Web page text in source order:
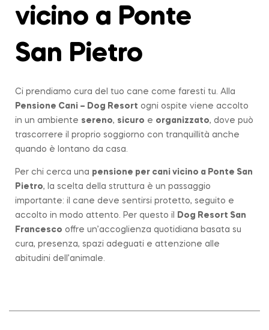
vicino a Ponte
San Pietro
Ci prendiamo cura del tuo cane come faresti tu. Alla
Pensione Cani – Dog Resort ogni ospite viene accolto
in un ambiente sereno, sicuro e organizzato, dove può
trascorrere il proprio soggiorno con tranquillità anche
quando è lontano da casa.
Per chi cerca una pensione per cani vicino a Ponte San
Pietro, la scelta della struttura è un passaggio
importante: il cane deve sentirsi protetto, seguito e
accolto in modo attento. Per questo il
Dog Resort San
Francesco offre un’accoglienza quotidiana basata su
cura, presenza, spazi adeguati e attenzione alle
abitudini dell’animale.